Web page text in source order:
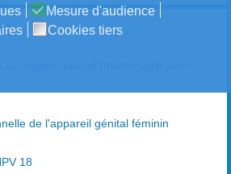
Mesure d'audience
Cookies tiers
de l'appareil génital féminin
18